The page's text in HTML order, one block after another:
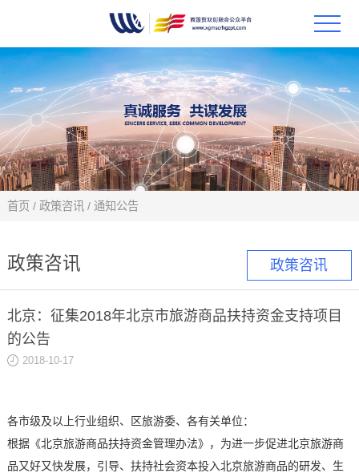
首页
政策
科技
合作
创新
政策咨讯
首页 / 政策咨讯 / 通知公告
政策咨讯
北京：征集2018年北京市旅游商品扶持资金支持项目
的公告
2018-10-17
各市级及以上行业组织、区旅游委、各有关单位：
根据《北京旅游商品扶持资金管理办法》，为进一步促进北京旅游商
品又好又快发展，引导、扶持社会资本投入北京旅游商品的研发、生